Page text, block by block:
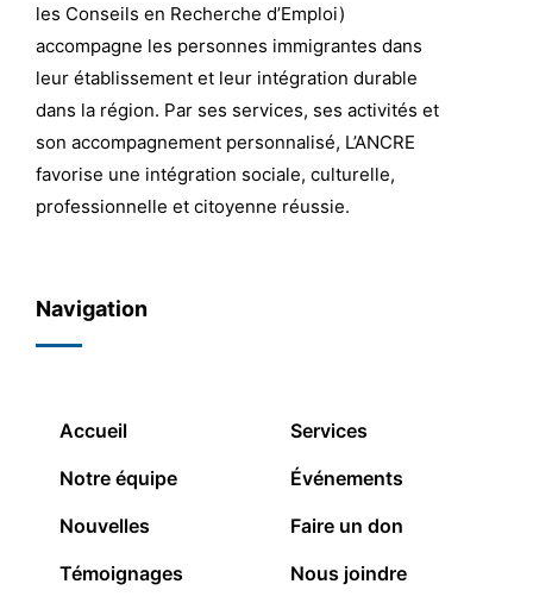
les Conseils en Recherche d’Emploi)
accompagne les personnes immigrantes dans
leur établissement et leur intégration durable
dans la région. Par ses services, ses activités et
son accompagnement personnalisé, L’ANCRE
favorise une intégration sociale, culturelle,
professionnelle et citoyenne réussie.
Navigation
Accueil
Notre équipe
Nouvelles
Témoignages
Services
Événements
Faire un don
Nous joindre